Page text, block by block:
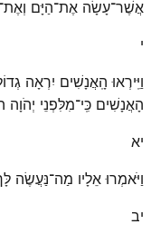
אֲשֶׁר־עָשָׂה אֶת־הַיָּם
י
וַיִּֽירְאוּ הָֽאֲנָשִׁים יִרְאָה
הָאֲנָשִׁים כִּֽי־מִלִּפְנֵי יְהֹוָה
יא
וַיֹּאמְרוּ אֵלָיו מַה־נַּעֲשֶׂה
יב